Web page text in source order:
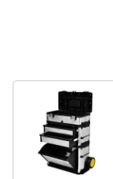
Motori
Libri,
cd